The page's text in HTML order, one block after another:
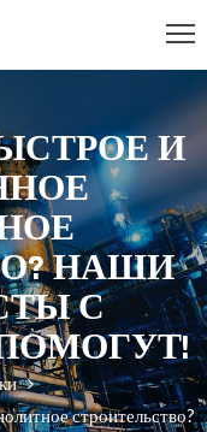
И
НАШИ
С
строительство?